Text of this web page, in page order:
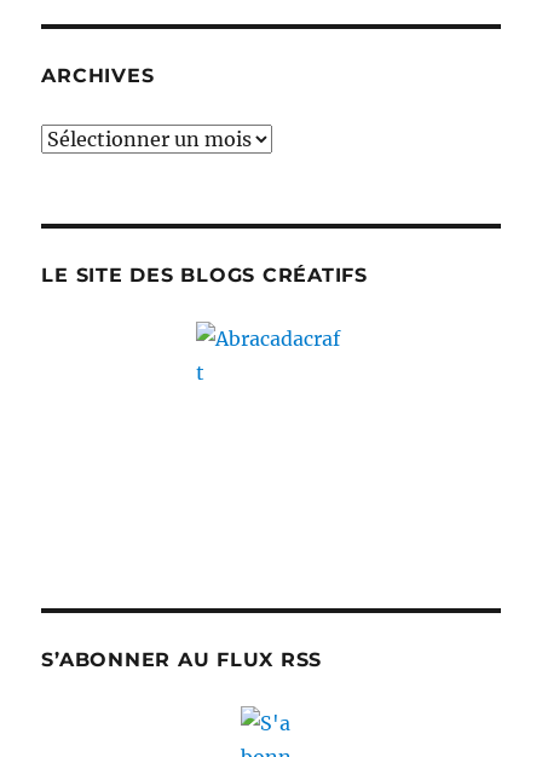
ARCHIVES
Archives
LE SITE DES BLOGS CRÉATIFS
S’ABONNER AU FLUX RSS